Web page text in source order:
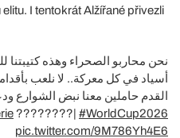
I tentokrát Alžířané přivezli
نحن محاربو الصحراء وهذه كتيبتنا
أسياد في كل معركة.. لا نلعب
القدم حاملين معنا نبض الشوارع
????????| #WorldCup2026
pic.twitter.com/9M786Yh4E6